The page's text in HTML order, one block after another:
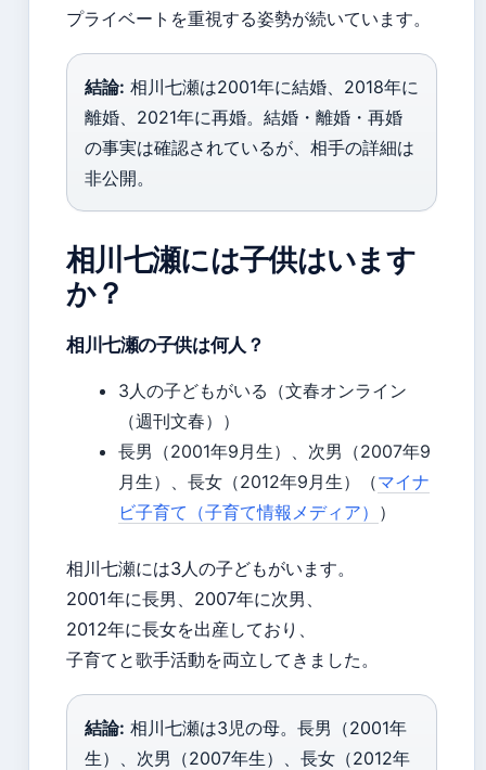
プライベートを重視する姿勢が続いています。
結論: 相川七瀬は2001年に結婚、2018年に
離婚、2021年に再婚。結婚・離婚・再婚
の事実は確認されているが、相手の詳細は
非公開。
相川七瀬には子供はいます
か？
相川七瀬の子供は何人？
3人の子どもがいる（文春オンライン
（週刊文春））
長男（2001年9月生）、次男（2007年9
月生）、長女（2012年9月生）（マイナ
ビ子育て（子育て情報メディア） ）
相川七瀬には3人の子どもがいます。
2001年に長男、2007年に次男、
2012年に長女を出産しており、
子育てと歌手活動を両立してきました。
結論: 相川七瀬は3児の母。長男（2001年
生）、次男（2007年生）、長女（2012年